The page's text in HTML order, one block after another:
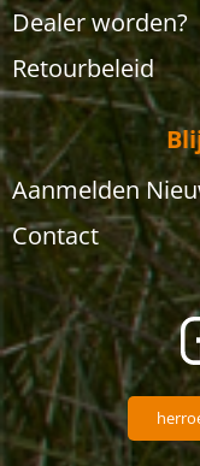
Dealer worden?
Retourbeleid
Aanmelden
Contact